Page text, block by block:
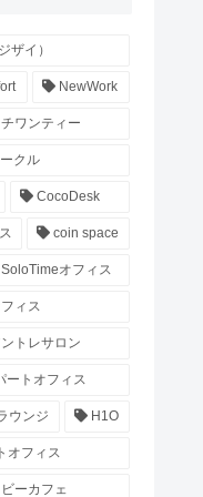
ザイ）
NewWork
ワンティー
クル
CocoDesk
coin space
オフィス
ィス
トレサロン
ートオフィス
ウンジ H1O
オフィス
ーカフェ